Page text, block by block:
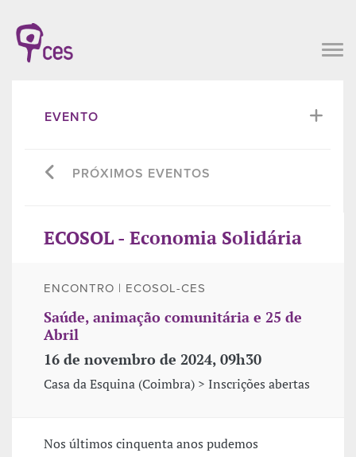
EVENTO
PRÓXIMOS EVENTOS
ECOSOL - Economia Solidária
ENCONTRO | ECOSOL-CES
Saúde, animação comunitária e 25 de
Abril
16 de novembro de 2024, 09h30
Casa da Esquina (Coimbra) > Inscrições abertas
Nos últimos cinquenta anos pudemos